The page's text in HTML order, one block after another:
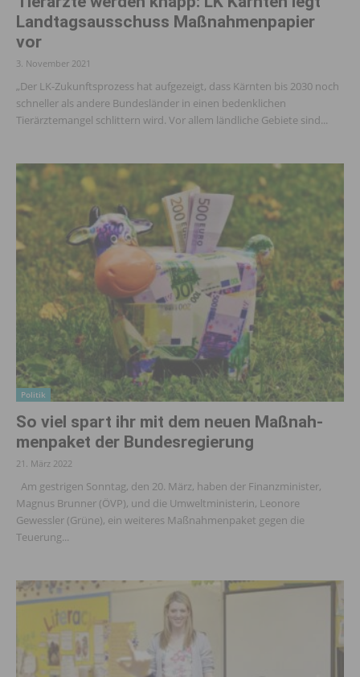
Landtagsausschuss Maßnahmenpapier
vor
3. November 2021
„Der LK-Zukunftsprozess hat aufgezeigt, dass Kärnten bis 2030 noch
schneller als andere Bundesländer in einen bedenklichen
Tierärztemangel schlittern wird. Vor allem ländliche Gebiete sind...
Politik
So viel spart ihr mit dem neuen Maßnah­
menpaket der Bundes­regierung
21. März 2022
Am gestrigen Sonntag, den 20. März, haben der Finanzminister,
Magnus Brunner (ÖVP), und die Umweltministerin, Leonore
Gewessler (Grüne), ein weiteres Maßnahmenpaket gegen die
Teuerung...